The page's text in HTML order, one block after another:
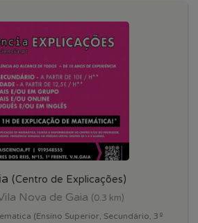
(Centro de Explicações)
Nova de Gaia (0.3 km)
(Ensino Superior, Secundário, 3º